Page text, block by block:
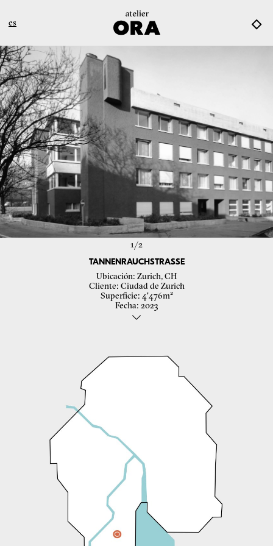
es
1/2
TANNENRAUCHSTRASSE
Ubicación Zurich, CH
Cliente Ciudad de Zurich
Superficie 4'476m²
Fecha 2023
En colaboración con Rolf Schaffner Architekt
Paisajismo: Cadrage Landschaftsarchitekten
Estructuras: Federer & Partner Bauingenieure
Gestión de la construcción: Wölfli Bauplanung
Inst. eléctricas: Gutknecht Elektroplanung
Inst. mecánicas: Frei+Partner Haustechnik
Física y acústica: Bauphysik Schweiz
jerarquía de la planta. Los aseos del núcleo central se reorganizan y
renuevan por completo, mientras que los baños adicionales
necesarios se ubican en la franja de dormitorios. Éstos se sitúan
directamente junto a los nuevos shunts de ventilación y ocupan
sólo la mitad de la profundidad de las habitaciones, de modo que se
permite mantener el aspecto exterior de las mismas como una
fachada perforada enlucida. Además, la simetría central de la planta
sigue siendo legible. Las dos viviendas en planta baja están
organizadas con el mismo planteamiento; las habitaciones tienen
una orientación este/oeste, mientras que las cocinas comunes se
sitúan en las fachadas norte y sur. La planta superior, concebida
como zona de recreo y reunión, se reorganiza para adaptar nuevos
usos: El almacén donde se encuentran las taquillas se convierte en
una lavandería colectiva, las pérgolas verdes invitan al
esparcimiento, jardineras con plantas y hierbas autóctonas y un
sistema fotovoltaico integrado combinan ecología y tecnología. El
solárium al sur y el gimnasio al norte completan el concepto. Una
zonificación bien pensada permite una gran variedad de actividades